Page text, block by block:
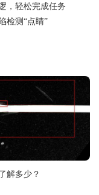
，轻松完成任务
检测“点睛”
解多少？